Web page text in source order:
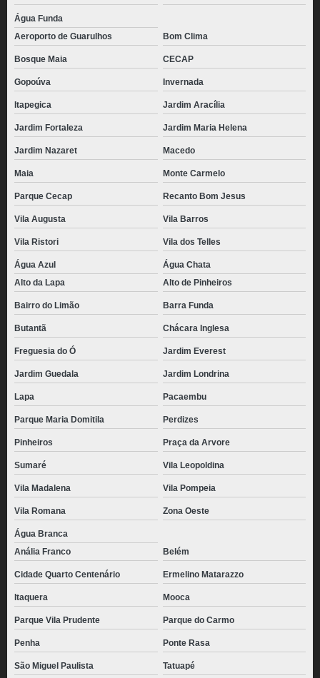
Água Funda
Aeroporto de Guarulhos
Bom Clima
Bosque Maia CECAP
Gopoúva Invernada
Itapegica Jardim Aracília
Jardim Fortaleza Jardim Maria Helena
Jardim Nazaret Macedo
Maia Monte Carmelo
Parque Cecap Recanto Bom Jesus
Vila Augusta Vila Barros
Vila Ristori Vila dos Telles
Água Azul
Água Chata
Alto da Lapa
Alto de Pinheiros
Bairro do Limão Barra Funda
Butantã Chácara Inglesa
Freguesia do Ó Jardim Everest
Jardim Guedala Jardim Londrina
Lapa Pacaembu
Parque Maria Domitila Perdizes
Pinheiros Praça da Arvore
Sumaré Vila Leopoldina
Vila Madalena Vila Pompeia
Vila Romana Zona Oeste
Água Branca
Anália Franco
Belém
Cidade Quarto Centenário Ermelino Matarazzo
Itaquera Mooca
Parque Vila Prudente Parque do Carmo
Penha Ponte Rasa
São Miguel Paulista Tatuapé